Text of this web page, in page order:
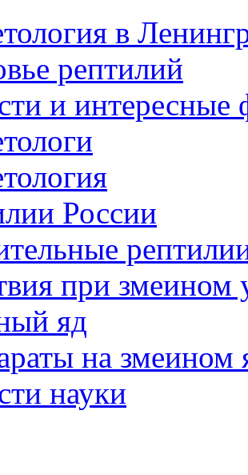
в
рептилий
и интересные
России
при змеином
яд
на змеином
науки